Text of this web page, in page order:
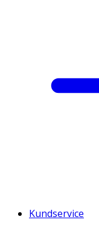
Kundservice